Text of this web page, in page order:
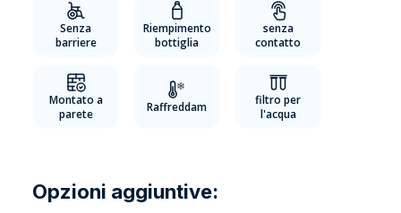
Senza
barriere
Riempimento
bottiglia
senza
contatto
Montato a
parete
Raffreddam
filtro per
l'acqua
Opzioni aggiuntive: